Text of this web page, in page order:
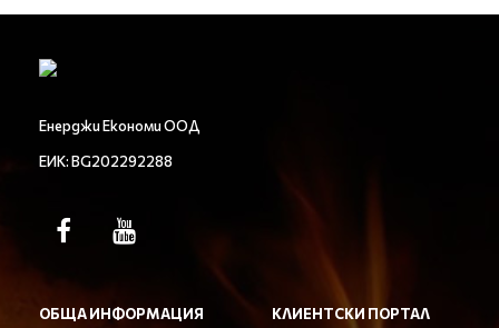
Енерджи Економи ООД
ЕИК: BG202292288
ОБЩА ИНФОРМАЦИЯ КЛИЕНТСКИ ПОРТАЛ